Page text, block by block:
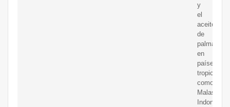
y
el
aceite
de
palma
en
países
tropicales
como
Malasia,
Indonesia,